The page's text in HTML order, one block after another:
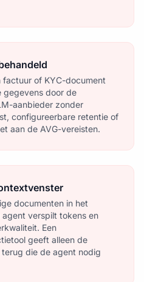
factuur of KYC-document
gegevens door de
aanbieder zonder
configureerbare retentie of
aan de AVG-vereisten.
documenten in het
verspilt tokens en
Een
geeft alleen de
die de agent nodig